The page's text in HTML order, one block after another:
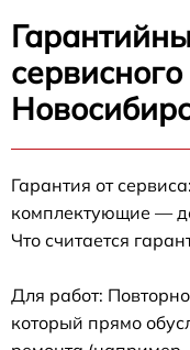
Гарантия от
комплектующие —
Что считается
Для работ:
который прямо